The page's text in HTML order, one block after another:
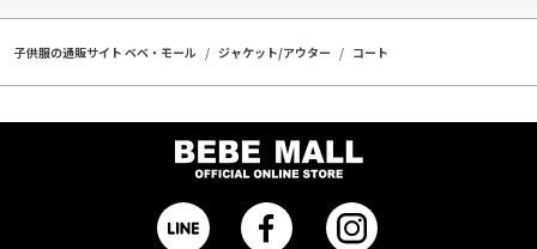
子供服の通販サイト ベベ・モール ジャケット/アウター コート